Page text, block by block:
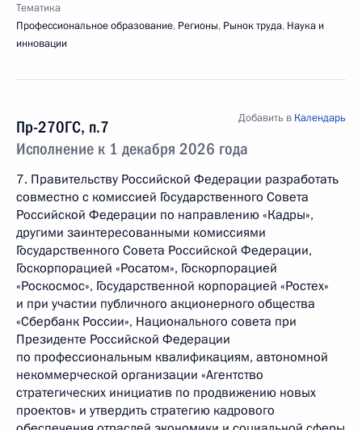
Тематика
Профессиональное образование, Регионы, Рынок труда, Наука и
инновации
Пр-270ГС, п.7
Исполнение к 1 декабря 2026 года
Добавить в Календарь
7. Правительству Российской Федерации разработать
совместно с комиссией Государственного Совета
Российской Федерации по направлению «Кадры»,
другими заинтересованными комиссиями
Государственного Совета Российской Федерации,
Госкорпорацией «Росатом», Госкорпорацией
«Роскосмос», Государственной корпорацией «Ростех»
и при участии публичного акционерного общества
«Сбербанк России», Национального совета при
Президенте Российской Федерации
по профессиональным квалификациям, автономной
некоммерческой организации «Агентство
стратегических инициатив по продвижению новых
проектов» и утвердить стратегию кадрового